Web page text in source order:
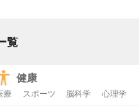
覧
健康
療 スポーツ 脳科学 心理学